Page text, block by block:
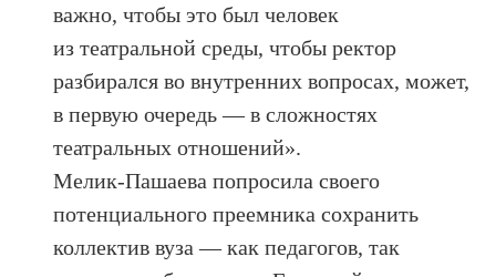
важно, чтобы это был человек
из театральной среды, чтобы ректор
разбирался во внутренних вопросах, может,
в первую очередь — в сложностях
театральных отношений».
Мелик-Пашаева попросила своего
потенциального преемника сохранить
коллектив вуза — как педагогов, так